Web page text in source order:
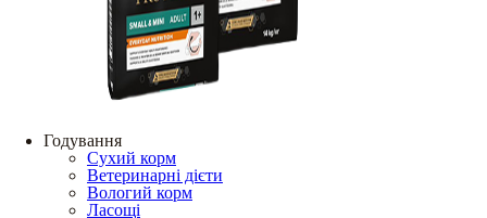
Годування
Сухий корм
Ветеринарні дієти
Вологий корм
Ласощі